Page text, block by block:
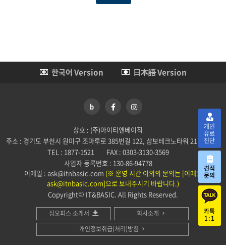
한국어 Version 日本語 Version
b
상호 : (주)아이티앤베이직
주소 : 경기도 부천시 원미구 조마루로 385번길 122, 삼보테크노타워 2114호
TEL : 1877-1521
FAX : 0303-3130-3569
사업자 등록번호 : 130-86-94778
이메일 : ask@itnbasic.com (※ 운영 시간 이외의 문의는 [이메일
ask@itnbasic.com]으로 보내주시기 바랍니다.)
Copyright© IT&BASIC. All Rights Reserved.
심오피스 소개서
회사소개
개인정보취급(처리)방침
개인
유료
진단
견적
문의
카톡
1:1